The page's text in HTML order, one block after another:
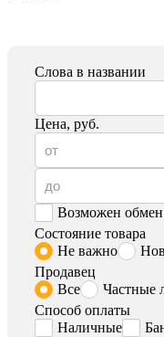
Слова в названии
Цена, руб.
Возможен обмен
Состояние товара
Не важно
Продавец
Все
Частные
Способ оплаты
Наличные